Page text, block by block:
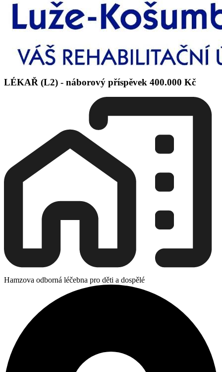
LÉKAŘ (L2) - náborový příspěvek 400.000 Kč
Hamzova odborná léčebna pro děti a dospělé